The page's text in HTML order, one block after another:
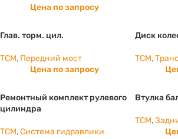
Цена по запросу
Глав. торм. цил.
TCM, Передний мост
Цена по запросу
Диск
TCM,
Ремонтный комплект рулевого
цилиндра
TCM,Система гидравлики
Втулка
TCM,